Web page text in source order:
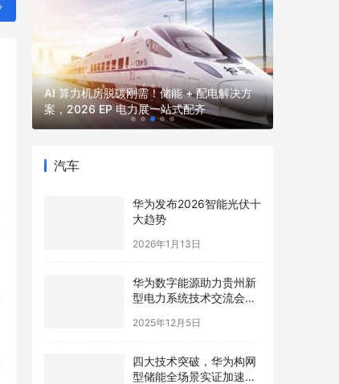
AI 算力机房脱碳刚需！储能 + 配电解决方
案，2026 EP 电力展一站式配齐
汽车
华为发布2026智能光伏十
大趋势
2026年1月13日
华为数字能源助力贵州新
型电力系统技术交流会在
2025年12月5日
四大技术突破，华为构网
型储能全场景实证加速新